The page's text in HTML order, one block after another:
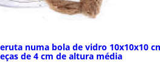
numa bola de vidro 10x10x10
de 4 cm de altura média